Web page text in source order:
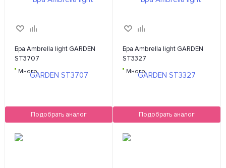
Бра Ambrella light GARDEN
ST3707
Много
Подобрать аналог
Бра Ambrella light GARDEN
ST3327
Много
Подобрать аналог